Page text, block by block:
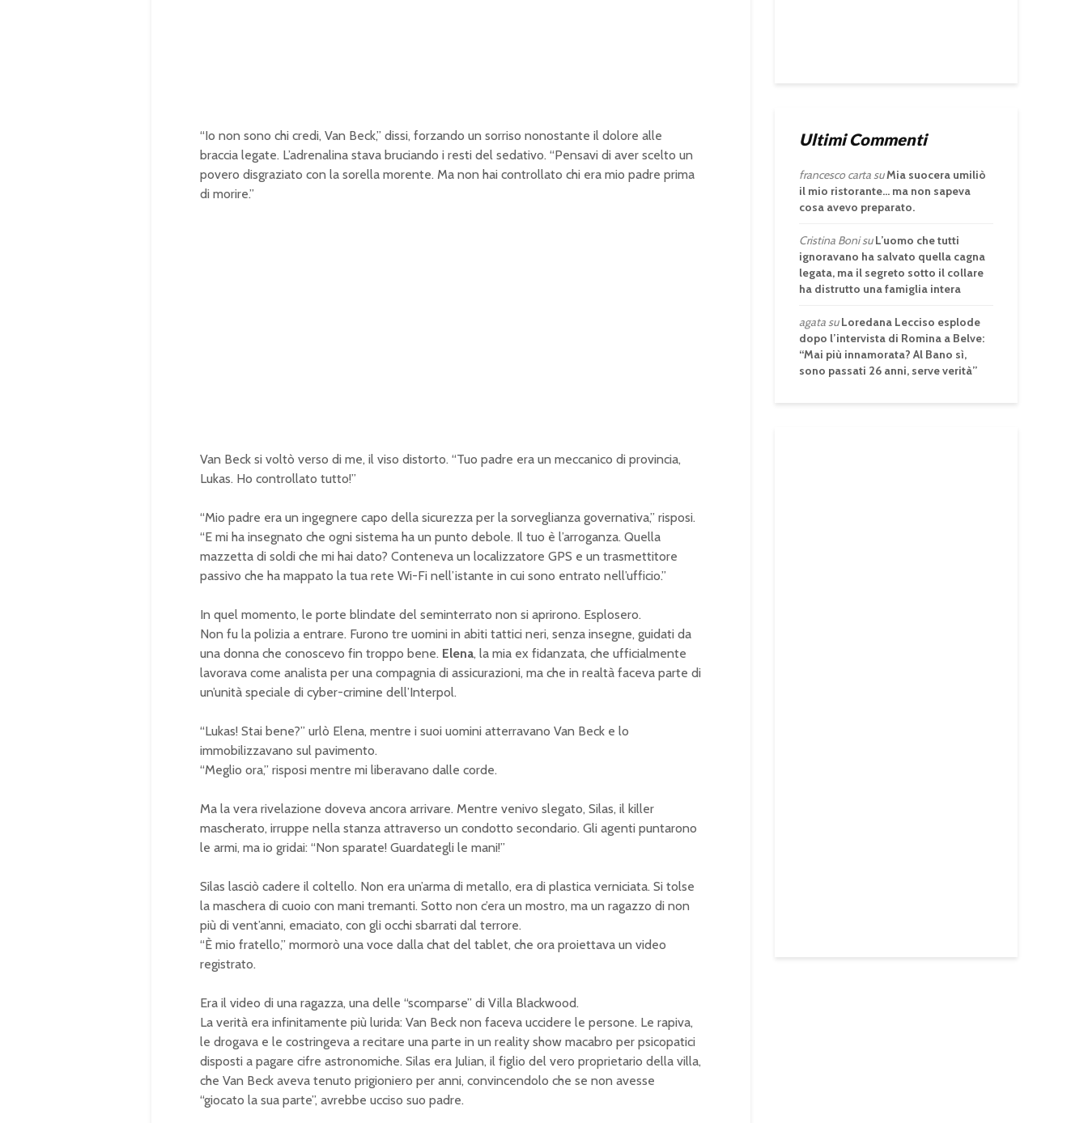
“Io non sono chi credi, Van Beck,” dissi, forzando un sorriso nonostante il dolore alle
braccia legate. L’adrenalina stava bruciando i resti del sedativo. “Pensavi di aver scelto un
povero disgraziato con la sorella morente. Ma non hai controllato chi era mio padre prima
di morire.”
Van Beck si voltò verso di me, il viso distorto. “Tuo padre era un meccanico di provincia,
Lukas. Ho controllato tutto!”
“Mio padre era un ingegnere capo della sicurezza per la sorveglianza governativa,” risposi.
“E mi ha insegnato che ogni sistema ha un punto debole. Il tuo è l’arroganza. Quella
mazzetta di soldi che mi hai dato? Conteneva un localizzatore GPS e un trasmettitore
passivo che ha mappato la tua rete Wi-Fi nell’istante in cui sono entrato nell’ufficio.”
In quel momento, le porte blindate del seminterrato non si aprirono. Esplosero.
Non fu la polizia a entrare. Furono tre uomini in abiti tattici neri, senza insegne, guidati da
una donna che conoscevo fin troppo bene. Elena, la mia ex fidanzata, che ufficialmente
lavorava come analista per una compagnia di assicurazioni, ma che in realtà faceva parte di
un’unità speciale di cyber-crimine dell’Interpol.
“Lukas! Stai bene?” urlò Elena, mentre i suoi uomini atterravano Van Beck e lo
immobilizzavano sul pavimento.
“Meglio ora,” risposi mentre mi liberavano dalle corde.
Ma la vera rivelazione doveva ancora arrivare. Mentre venivo slegato, Silas, il killer
mascherato, irruppe nella stanza attraverso un condotto secondario. Gli agenti puntarono
le armi, ma io gridai: “Non sparate! Guardategli le mani!”
Silas lasciò cadere il coltello. Non era un’arma di metallo, era di plastica verniciata. Si tolse
la maschera di cuoio con mani tremanti. Sotto non c’era un mostro, ma un ragazzo di non
più di vent’anni, emaciato, con gli occhi sbarrati dal terrore.
“È mio fratello,” mormorò una voce dalla chat del tablet, che ora proiettava un video
registrato.
Era il video di una ragazza, una delle “scomparse” di Villa Blackwood.
La verità era infinitamente più lurida: Van Beck non faceva uccidere le persone. Le rapiva,
le drogava e le costringeva a recitare una parte in un reality show macabro per psicopatici
disposti a pagare cifre astronomiche. Silas era Julian, il figlio del vero proprietario della villa,
che Van Beck aveva tenuto prigioniero per anni, convincendolo che se non avesse
“giocato la sua parte”, avrebbe ucciso suo padre.
Ultimi Commenti
francesco cartasuMia suocera umiliò
il mio ristorante… ma non sapeva
cosa avevo preparato.
Cristina BonisuL’uomo che tutti
ignoravano ha salvato quella cagna
legata, ma il segreto sotto il collare
ha distrutto una famiglia intera
agatasuLoredana Lecciso esplode
dopo l’intervista di Romina a Belve:
“Mai più innamorata? Al Bano sì,
sono passati 26 anni, serve verità”